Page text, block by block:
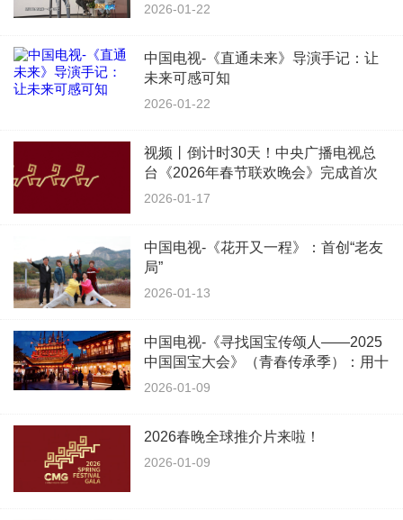
2026-01-22
中国电视-《直通未来》导演手记：让
未来可感可知
2026-01-22
视频丨倒计时30天！中央广播电视总
台《2026年春节联欢晚会》完成首次
彩排
2026-01-17
中国电视-《花开又一程》：首创“老友
局”
2026-01-13
中国电视-《寻找国宝传颂人——2025
中国国宝大会》（青春传承季）：用十
二学科棱镜，折射国宝千年光华
2026-01-09
2026春晚全球推介片来啦！
2026-01-09